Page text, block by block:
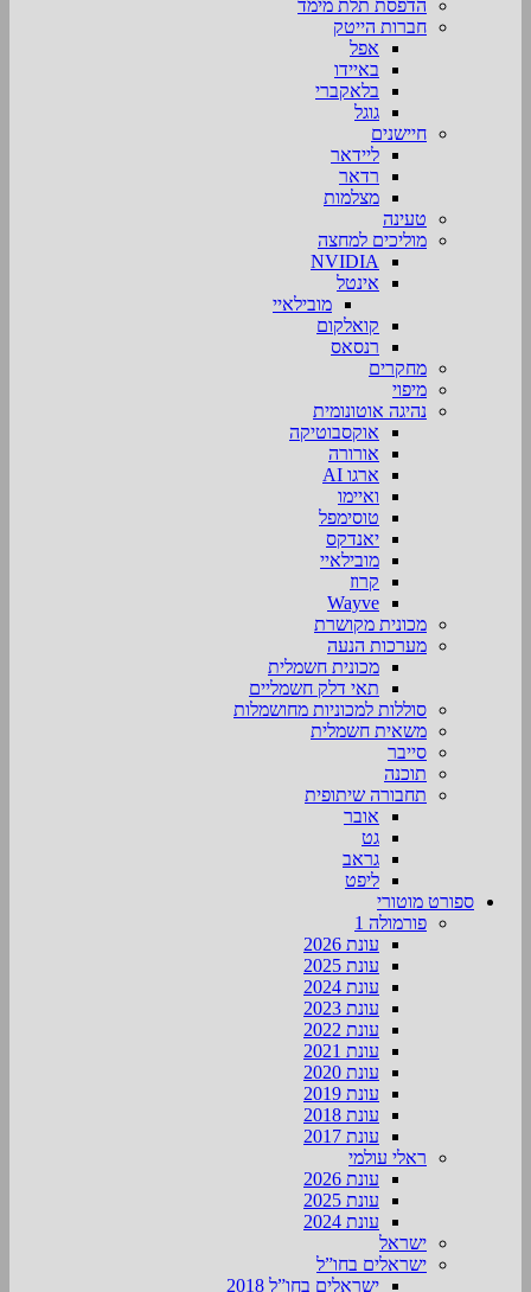
הדפסת תלת מימד
חברות הייטק
אפל
באיידו
בלאקברי
גוגל
חיישנים
ליידאר
רדאר
מצלמות
טעינה
מוליכים למחצה
NVIDIA
אינטל
מובילאיי
קואלקום
רנסאס
מחקרים
מיפוי
נהיגה אוטונומית
אוקסבוטיקה
אורורה
ארגו AI
ואיימו
טוסימפל
יאנדקס
מובילאיי
קרוז
Wayve
מכונית מקושרת
מערכות הנעה
מכונית חשמלית
תאי דלק חשמליים
סוללות למכוניות מחושמלות
משאית חשמלית
סייבר
תוכנה
תחבורה שיתופית
אובר
גט
גראב
ליפט
ספורט מוטורי
פורמולה 1
עונת 2026
עונת 2025
עונת 2024
עונת 2023
עונת 2022
עונת 2021
עונת 2020
עונת 2019
עונת 2018
עונת 2017
ראלי עולמי
עונת 2026
עונת 2025
עונת 2024
ישראל
ישראלים בחו”ל
ישראלים בחו”ל 2018